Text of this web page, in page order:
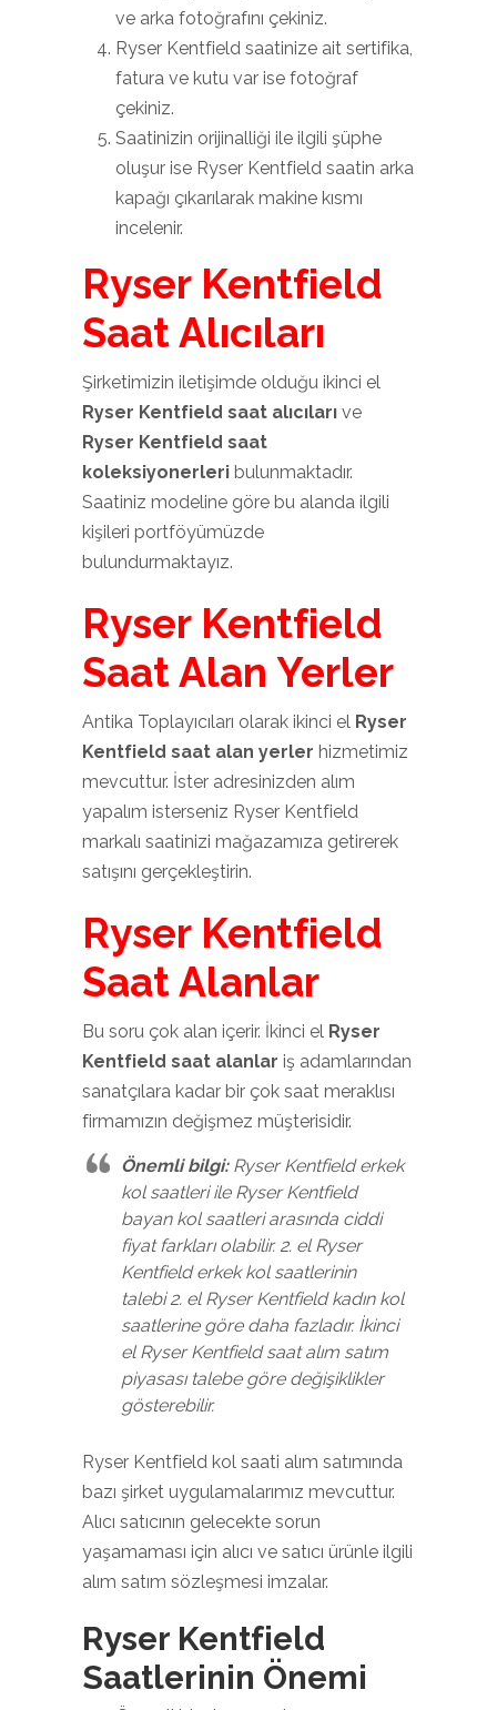
ve arka fotoğrafını çekiniz.
Ryser Kentfield saatinize ait sertifika,
fatura ve kutu var ise fotoğraf
çekiniz.
Saatinizin orijinalliği ile ilgili şüphe
oluşur ise Ryser Kentfield saatin arka
kapağı çıkarılarak makine kısmı
incelenir.
Ryser Kentfield
Saat Alıcıları
Şirketimizin iletişimde olduğu ikinci el
Ryser Kentfield saat alıcıları ve
Ryser Kentfield saat
koleksiyonerleri bulunmaktadır.
Saatiniz modeline göre bu alanda ilgili
kişileri portföyümüzde
bulundurmaktayız.
Ryser Kentfield
Saat Alan Yerler
Antika Toplayıcıları olarak ikinci el Ryser
Kentfield saat alan yerler hizmetimiz
mevcuttur. İster adresinizden alım
yapalım isterseniz Ryser Kentfield
markalı saatinizi mağazamıza getirerek
satışını gerçekleştirin.
Ryser Kentfield
Saat Alanlar
Bu soru çok alan içerir. İkinci el Ryser
Kentfield saat alanlar iş adamlarından
sanatçılara kadar bir çok saat meraklısı
firmamızın değişmez müşterisidir.
Önemli bilgi:Ryser Kentfield erkek
kol saatleri ile Ryser Kentfield
bayan kol saatleri arasında ciddi
fiyat farkları olabilir. 2. el Ryser
Kentfield erkek kol saatlerinin
talebi 2. el Ryser Kentfield kadın kol
saatlerine göre daha fazladır. İkinci
el Ryser Kentfield saat alım satım
piyasası talebe göre değişiklikler
gösterebilir.
Ryser Kentfield kol saati alım satımında
bazı şirket uygulamalarımız mevcuttur.
Alıcı satıcının gelecekte sorun
yaşamaması için alıcı ve satıcı ürünle ilgili
alım satım sözleşmesi imzalar.
Ryser Kentfield
Saatlerinin Önemi